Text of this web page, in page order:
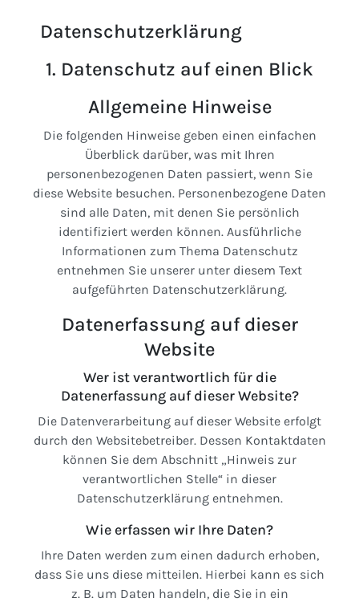
Datenschutzerklärung
1. Datenschutz auf einen Blick
Allgemeine Hinweise
Die folgenden Hinweise geben einen einfachen
Überblick darüber, was mit Ihren
personenbezogenen Daten passiert, wenn Sie
diese Website besuchen. Personenbezogene Daten
sind alle Daten, mit denen Sie persönlich
identifiziert werden können. Ausführliche
Informationen zum Thema Datenschutz
entnehmen Sie unserer unter diesem Text
aufgeführten Datenschutzerklärung.
Datenerfassung auf dieser
Website
Wer ist verantwortlich für die
Datenerfassung auf dieser Website?
Die Datenverarbeitung auf dieser Website erfolgt
durch den Websitebetreiber. Dessen Kontaktdaten
können Sie dem Abschnitt „Hinweis zur
verantwortlichen Stelle“ in dieser
Datenschutzerklärung entnehmen.
Wie erfassen wir Ihre Daten?
Ihre Daten werden zum einen dadurch erhoben,
dass Sie uns diese mitteilen. Hierbei kann es sich
z. B. um Daten handeln, die Sie in ein